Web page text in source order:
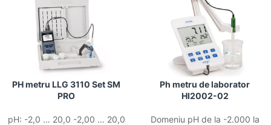
PH metru LLG 3110 Set SM
PRO
pH: -2,0 … 20,0 -2,00 … 20,0
Ph metru de laborator
HI2002-02
Domeniu pH de la -2.000 la